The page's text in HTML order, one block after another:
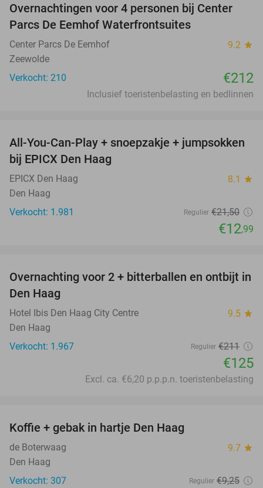
Overnachtingen voor 4 personen bij Center
Parcs De Eemhof Waterfrontsuites
Center Parcs De Eemhof 9.2 star
Zeewolde
Verkocht: 210
€212
Inclusief toeristenbelasting en bedlinnen
40%
All-You-Can-Play + snoepzakje + jumpsokken
bij EPICX Den Haag
EPICX Den Haag 8.1 star
Den Haag
Verkocht: 1.981
Regulier €21,50
€12,99
41%
Overnachting voor 2 + bitterballen en ontbijt in
Den Haag
Hotel Ibis Den Haag City Centre 9.5 star
Den Haag
Verkocht: 1.967
Regulier €211
€125
Excl. ca. €6,20 p.p.p.n. toeristenbelasting
Koffie + gebak in hartje Den Haag
de Boterwaag 9.7 star
Den Haag
Verkocht: 307
Regulier €9,25